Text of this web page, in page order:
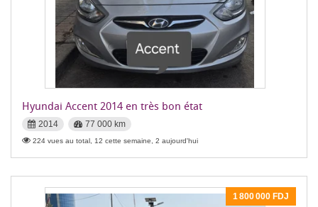
Hyundai Accent 2014 en très bon état
2014 77 000 km
224 vues au total, 12 cette semaine, 2 aujourd'hui
1 800 000 FDJ